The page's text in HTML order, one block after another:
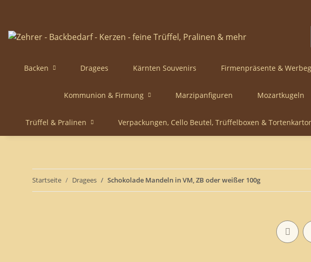
Backen Dragees Kärnten Souvenirs Firmenpräsente &
Kommunion & Firmung Marzipanfiguren Mozartkugeln
Trüffel & Pralinen Verpackungen, Cello Beutel, Trüffelboxen &
Startseite Dragees Schokolade Mandeln in VM, ZB oder weißer 100g